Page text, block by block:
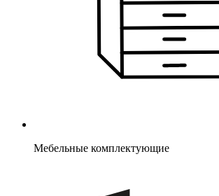
Мебельные комплектующие